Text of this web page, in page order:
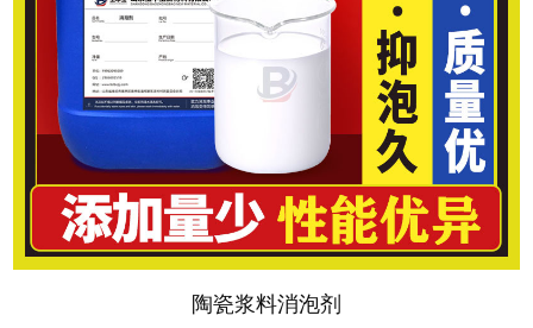
陶瓷浆料消泡剂